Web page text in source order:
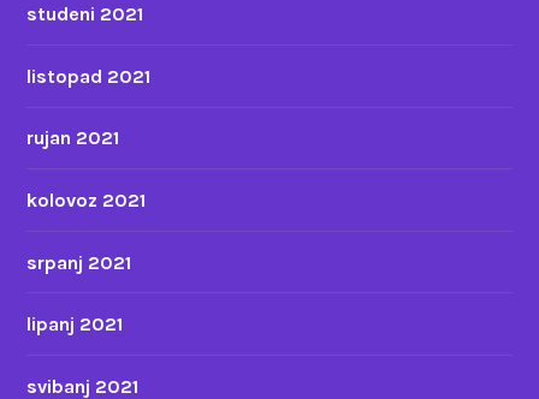
studeni 2021
listopad 2021
rujan 2021
kolovoz 2021
srpanj 2021
lipanj 2021
svibanj 2021